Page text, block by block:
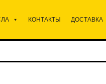
КОНТАКТЫ ДОСТАВКА